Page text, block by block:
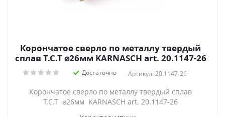
Корончатое сверло по металлу твердый
сплав Т.С.Т ⌀26мм KARNASCH art. 20.1147-26
Достаточно Артикул: 20.1147-26
Корончатое сверло по металлу твердый сплав
Т.С.Т ⌀26мм KARNASCH art. 20.1147-26